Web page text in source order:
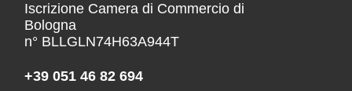
Iscrizione Camera di Commercio di
Bologna
n° BLLGLN74H63A944T
+39 051 46 82 694